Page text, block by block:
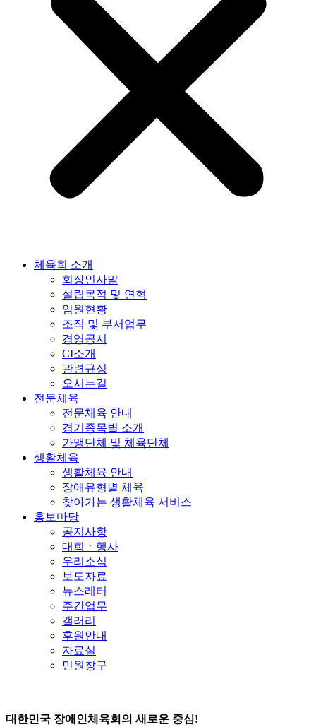
체육회 소개
회장인사말
설립목적 및 연혁
임원현황
조직 및 부서업무
경영공시
CI소개
관련규정
오시는길
전문체육
전문체육 안내
경기종목별 소개
가맹단체 및 체육단체
생활체육
생활체육 안내
장애유형별 체육
찾아가는 생활체육 서비스
홍보마당
공지사항
대회ㆍ행사
우리소식
보도자료
뉴스레터
주간업무
갤러리
후원안내
자료실
민원창구
대한민국 장애인체육회의 새로운 중심!